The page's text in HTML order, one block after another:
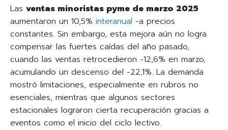
Las ventas minoristas pyme de marzo 2025
aumentaron un 10,5% interanual -a precios
constantes. Sin embargo, esta mejora aún no logra
compensar las fuertes caídas del año pasado,
cuando las ventas retrocedieron -12,6% en marzo,
acumulando un descenso del -22,1%. La demanda
mostró limitaciones, especialmente en rubros no
esenciales, mientras que algunos sectores
estacionales lograron cierta recuperación gracias a
eventos como el inicio del ciclo lectivo.